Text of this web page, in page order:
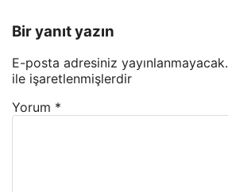
Bir yanıt yazın
E-posta adresiniz yayınlanmayacak.
ile işaretlenmişlerdir
Yorum *